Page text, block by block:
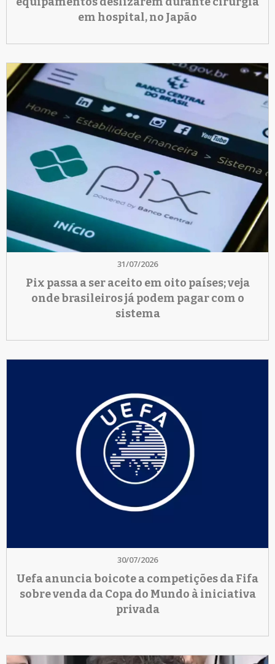
em hospital, no Japão
31/07/2026
Pix passa a ser aceito em oito países; veja
onde brasileiros já podem pagar com o
sistema
30/07/2026
Uefa anuncia boicote a competições da Fifa
sobre venda da Copa do Mundo à iniciativa
privada